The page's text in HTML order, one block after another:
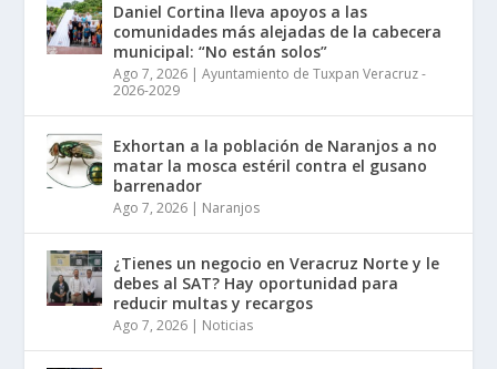
Daniel Cortina lleva apoyos a las
comunidades más alejadas de la cabecera
municipal: “No están solos”
Ago 7, 2026 |Ayuntamiento de Tuxpan Veracruz -
2026-2029
Exhortan a la población de Naranjos a no
matar la mosca estéril contra el gusano
barrenador
Ago 7, 2026 Naranjos
¿Tienes un negocio en Veracruz Norte y le
debes al SAT? Hay oportunidad para
reducir multas y recargos
Ago 7, 2026 Noticias